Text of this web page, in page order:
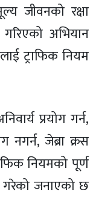
जीवनको रक्षा
अभियान
ट्राफिक नियम
प्रयोग गर्न,
नगर्न, जेब्रा क्रस
नियमको पूर्ण
गरेको जनाएको छ